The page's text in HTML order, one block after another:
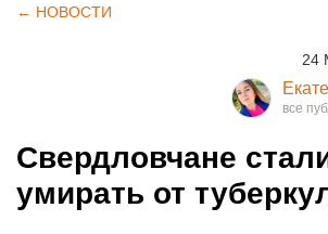
← НОВОСТИ
24
Свердловчане
умирать от